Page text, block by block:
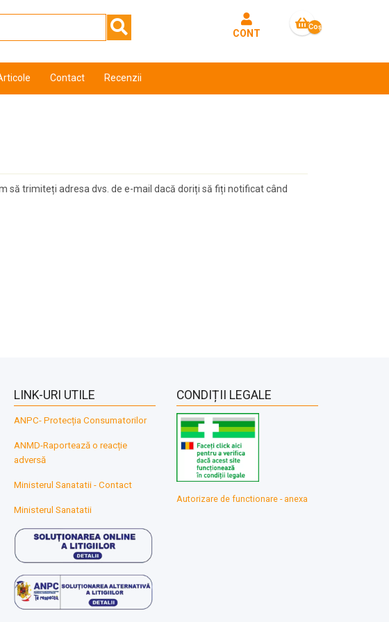
CONT
Coş
Contact Recenzii
să trimiteți adresa dvs. de e-mail dacă doriți să fiți notificat când
LINK-URI UTILE
ANPC- Protecția Consumatorilor
ANMD-Raportează o reacție
adversă
Ministerul Sanatatii - Contact
Ministerul Sanatatii
CONDIȚII LEGALE
Autorizare de functionare - anexa